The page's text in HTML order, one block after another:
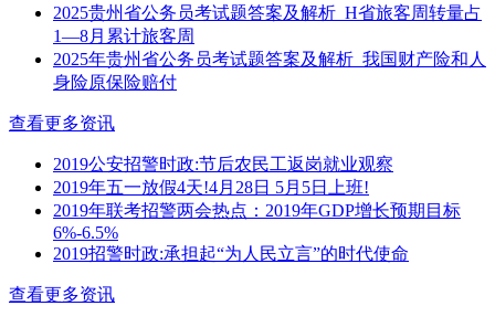
2025贵州省公务员考试题答案及解析_H省旅客周转量占
1—8月累计旅客周
2025年贵州省公务员考试题答案及解析_我国财产险和人
身险原保险赔付
查看更多资讯
2019公安招警时政:节后农民工返岗就业观察
2019年五一放假4天!4月28日 5月5日上班!
2019年联考招警两会热点：2019年GDP增长预期目标
6%-6.5%
2019招警时政:承担起“为人民立言”的时代使命
查看更多资讯